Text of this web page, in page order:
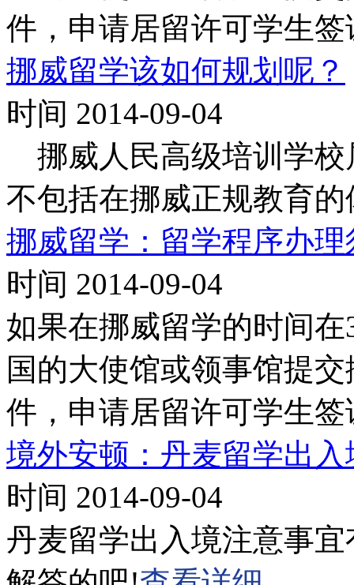
件，申请居留许可学生
挪威留学该如何规划呢？
时间 2014-09-04
挪威人民高级培训学校
不包括在挪威正规教育
挪威留学：留学程序办理
时间 2014-09-04
如果在挪威留学的时间
国的大使馆或领事馆提
件，申请居留许可学生
境外安顿：丹麦留学出
时间 2014-09-04
丹麦留学出入境注意事